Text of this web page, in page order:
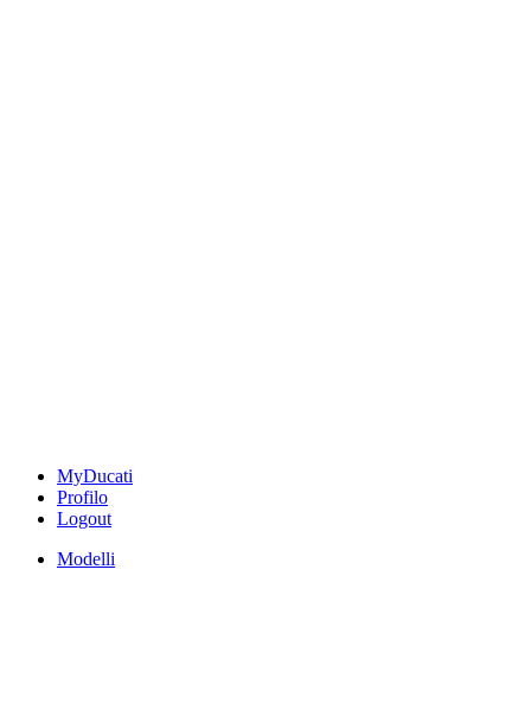
MyDucati
Profilo
Logout
Modelli